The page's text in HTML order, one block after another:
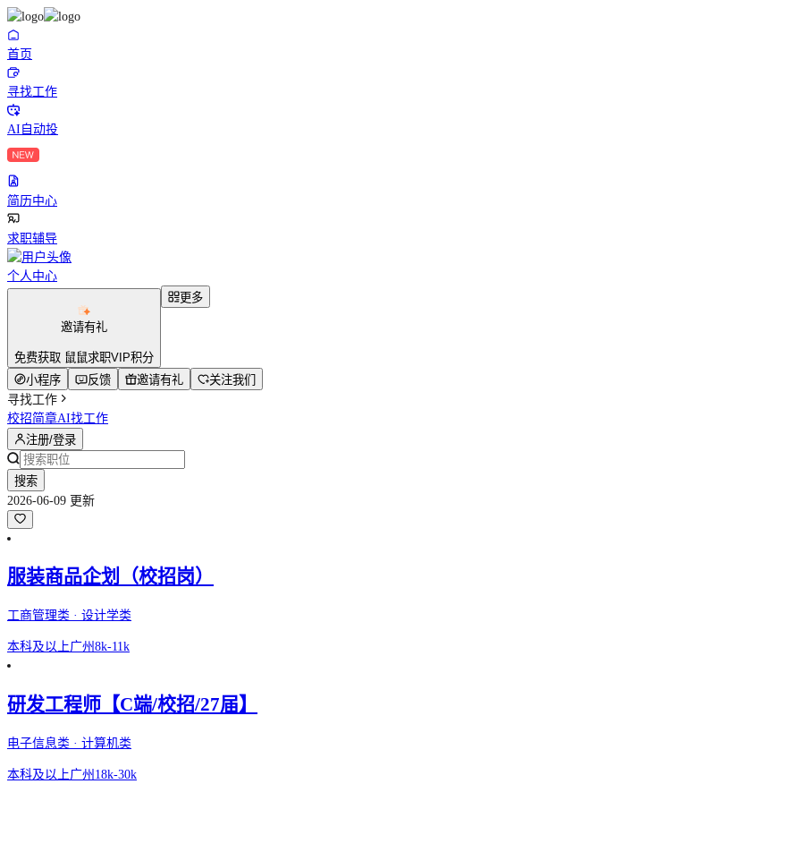
首页
寻找工作
AI自动投
简历中心
求职辅导
个人中心
邀请有礼
免费获取 鼠鼠求职VIP积分
更多
小程序 反馈 邀请有礼
关注我们
寻找工作
校招简章AI找工作
注册/登录
搜索
2026-06-09 更新
服装商品企划（校招岗）
工商管理类 · 设计学类
本科及以上广州 8k-11k
研发工程师【C端/校招/27届】
电子信息类 · 计算机类
本科及以上广州 18k-30k